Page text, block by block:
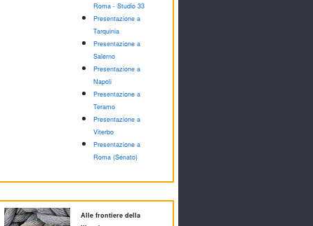
Roma - Studio 33
Presentazione a
Tarquinia
Presentazione a
Salerno
Presentazione a
Napoli
Presentazione a
Teramo
Presentazione a
Viterbo
Presentazione a
Roma (Senato)
Alle frontiere della